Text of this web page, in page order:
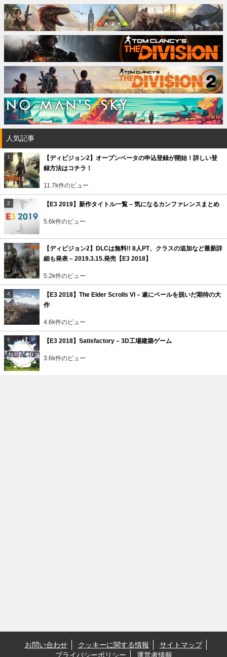
人気記事
【ディビジョン2】オープンベータの申込登録が開始！詳しい登
録方法はコチラ！
11.7k件のビュー
【E3 2019】新作タイトル一覧 – 気になるカンファレンスまとめ
5.6k件のビュー
【ディビジョン2】DLCは無料!! 8人PT、クラスの追加など最新詳
細も発表 – 2019.3.15.発売【E3 2018】
5.2k件のビュー
【E3 2018】The Elder Scrolls VI – 遂にベールを脱いだ期待の大
作
4.6k件のビュー
【E3 2018】Satisfactory – 3D工場建築ゲーム
3.6k件のビュー
お問い合わせ クッキーに関する情報
サイトマップ
プライバシーポリシー
運営者情報